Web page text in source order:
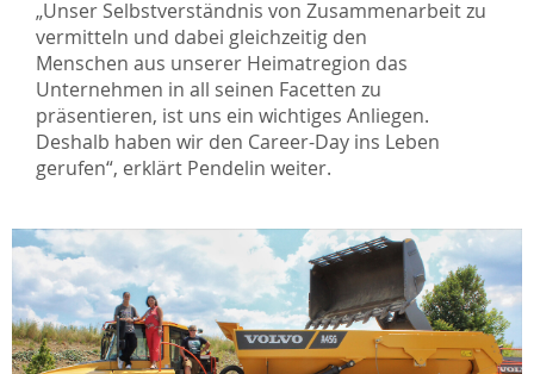
„Unser Selbstverständnis von Zusammenarbeit zu
vermitteln und dabei gleichzeitig den
Menschen aus unserer Heimatregion das
Unternehmen in all seinen Facetten zu
präsentieren, ist uns ein wichtiges Anliegen.
Deshalb haben wir den Career-Day ins Leben
gerufen“, erklärt Pendelin weiter.